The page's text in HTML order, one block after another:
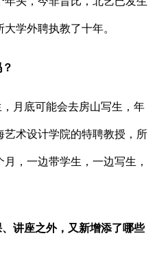
学外聘执教了十年。
月底可能会去房山写生，年
艺术设计学院的特聘教授，所
，一边带学生，一边写生，
讲座之外，又新增添了哪些